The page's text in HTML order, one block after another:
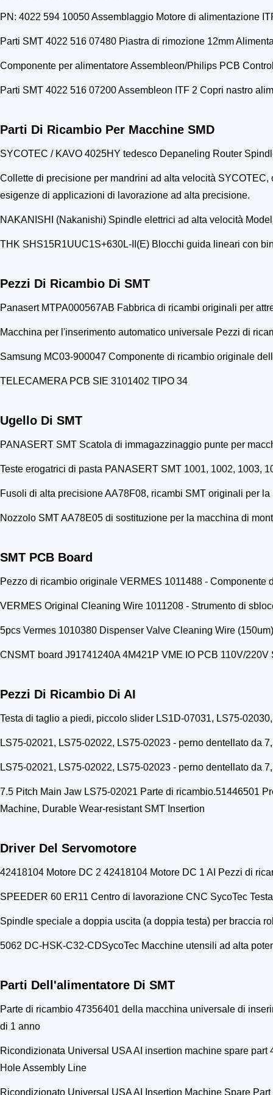
PN: 4022 594 10050 Assemblaggio Motore di alimentazione
Parti SMT 4022 516 07480 Piastra di rimozione 12mm
Componente per alimentatore Assembleon/Philips PCB
Parti SMT 4022 516 07200 Assembleon ITF 2 Copri nastro
Parti Di Ricambio Per Macchine SMD
SYCOTEC / KAVO 4025HY tedesco Depaneling Router
Collette di precisione per mandrini ad alta velocità
esigenze di applicazioni di lavorazione ad alta precisione.
NAKANISHI (Nakanishi) Spindle elettrici ad alta velocità
THK SHS15R1UUC1S+630L-II(E) Blocchi guida lineari con
Pezzi Di Ricambio Di SMT
Panasert MTPA000567AB Fabbrica di ricambi originali per
Macchina per l'inserimento automatico universale Pezzi di
Samsung MC03-900047 Componente di ricambio originale
TELECAMERA PCB SIE 3101402 TIPO 34
Ugello Di SMT
PANASERT SMT Scatola di immagazzinaggio punte per
Teste erogatrici di pasta PANASERT SMT 1001, 1002, 1003,
Fusoli di alta precisione AA78F08, ricambi SMT originali per
Nozzolo SMT AA78E05 di sostituzione per la macchina di
SMT PCB Board
Pezzo di ricambio originale VERMES 1011488 -
VERMES Original Cleaning Wire 1011208 - Strumento di
5pcs Vermes 1010380 Dispenser Valve Cleaning Wire
CNSMT board J91741240A 4M421P VME IO PCB 110V/
Pezzi Di Ricambio Di AI
Testa di taglio a piedi, piccolo slider LS1D-07031, LS75-
LS75-02021, LS75-02022, LS75-02023 - perno dentellato da
LS75-02021, LS75-02022, LS75-02023 - perno dentellato da
7.5 Pitch Main Jaw LS75-02021 Parte di ricambio.51446501
Machine, Durable Wear-resistant SMT Insertion
Driver Del Servomotore
42418104 Motore DC 2 42418104 Motore DC 1 AI Pezzi di
SPEEDER 60 ER11 Centro di lavorazione CNC SycoTec
Spindle speciale a doppia uscita (a doppia testa) per braccia
5062 DC-HSK-C32-CDSycoTec Macchine utensili ad alta
Parti Dell'alimentatore Di SMT
Parte di ricambio 47356401 della macchina universale di
di 1 anno
Ricondizionata Universal USA AI insertion machine spare
Hole Assembly Line
Ricondizionato Universal USA AI Insertion Machine Spare